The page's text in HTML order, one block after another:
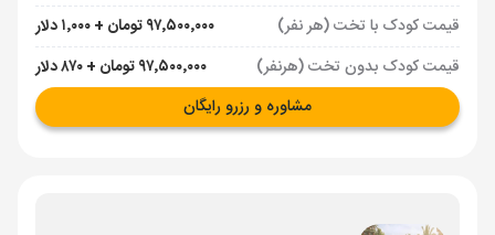
قیمت کودک با تخت (هر نفر)
۹۷٬۵۰۰٬۰۰۰ تومان + ۱٬۰۰۰ دلار
قیمت کودک بدون تخت (هرنفر)
۹۷٬۵۰۰٬۰۰۰ تومان + ۸۷۰ دلار
مشاوره و رزرو رایگان